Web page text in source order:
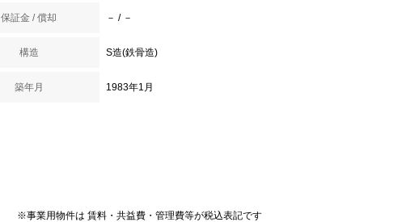
保証金 / 償却 － / －
構造 S造(鉄骨造)
築年月 1983年1月
※事業用物件は 賃料・共益費・管理費等が税込表記です